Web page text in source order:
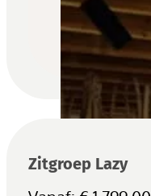
Zitgroep Lazy